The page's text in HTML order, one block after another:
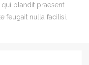
blandit praesent
feugait nulla facilisi.